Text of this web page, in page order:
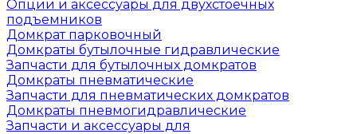
Опции и аксессуары для двухстоечных
подъемников
Домкрат парковочный
Домкраты бутылочные гидравлические
Запчасти для бутылочных домкратов
Домкраты пневматические
Запчасти для пневматических домкратов
Домкраты пневмогидравлические
Запчасти и аксессуары для